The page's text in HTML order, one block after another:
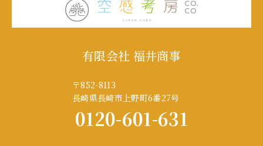
有限会社 福井商事
〒852-8113
長崎県長崎市上野町6番27号
0120-601-631